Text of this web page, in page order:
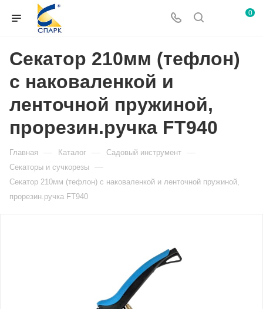
0
Секатор 210мм (тефлон)
с наковаленкой и
ленточной пружиной,
прорезин.ручка FT940
Главная — Каталог — Садовый инструмент —
Секаторы и сучкорезы —
Секатор 210мм (тефлон) с наковаленкой и ленточной пружиной,
прорезин.ручка FT940